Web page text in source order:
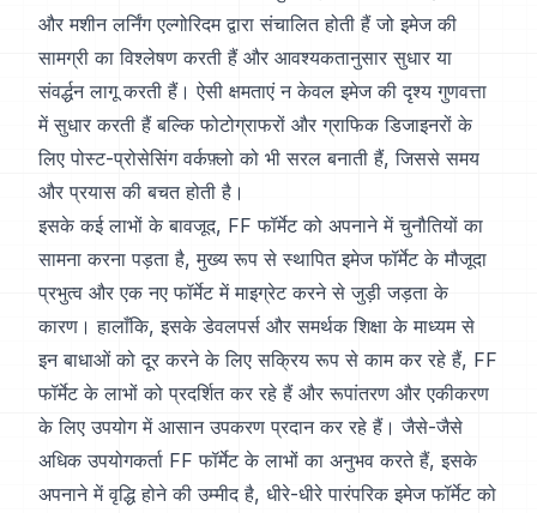
और मशीन लर्निंग एल्गोरिदम द्वारा संचालित होती हैं जो इमेज की
सामग्री का विश्लेषण करती हैं और आवश्यकतानुसार सुधार या
संवर्द्धन लागू करती हैं। ऐसी क्षमताएं न केवल इमेज की दृश्य गुणवत्ता
में सुधार करती हैं बल्कि फोटोग्राफरों और ग्राफिक डिजाइनरों के
लिए पोस्ट-प्रोसेसिंग वर्कफ़्लो को भी सरल बनाती हैं, जिससे समय
और प्रयास की बचत होती है।
इसके कई लाभों के बावजूद, FF फॉर्मेट को अपनाने में चुनौतियों का
सामना करना पड़ता है, मुख्य रूप से स्थापित इमेज फॉर्मेट के मौजूदा
प्रभुत्व और एक नए फॉर्मेट में माइग्रेट करने से जुड़ी जड़ता के
कारण। हालाँकि, इसके डेवलपर्स और समर्थक शिक्षा के माध्यम से
इन बाधाओं को दूर करने के लिए सक्रिय रूप से काम कर रहे हैं, FF
फॉर्मेट के लाभों को प्रदर्शित कर रहे हैं और रूपांतरण और एकीकरण
के लिए उपयोग में आसान उपकरण प्रदान कर रहे हैं। जैसे-जैसे
अधिक उपयोगकर्ता FF फॉर्मेट के लाभों का अनुभव करते हैं, इसके
अपनाने में वृद्धि होने की उम्मीद है, धीरे-धीरे पारंपरिक इमेज फॉर्मेट को